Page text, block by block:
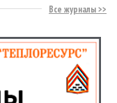
Все журналы